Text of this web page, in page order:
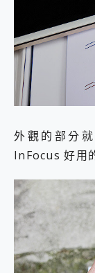
外觀的部分
InFocus 好用